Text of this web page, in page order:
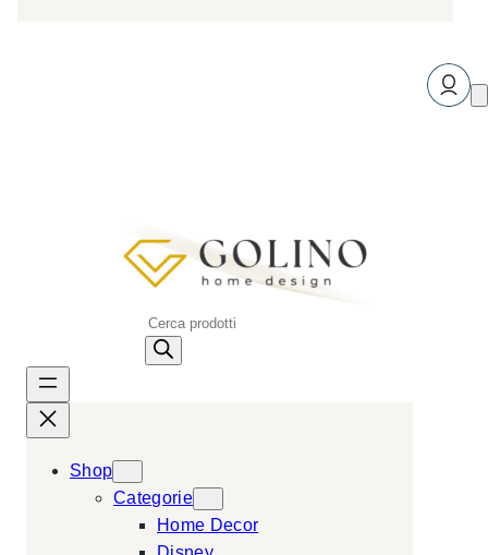
P
s
Shop
Categorie
Home Decor